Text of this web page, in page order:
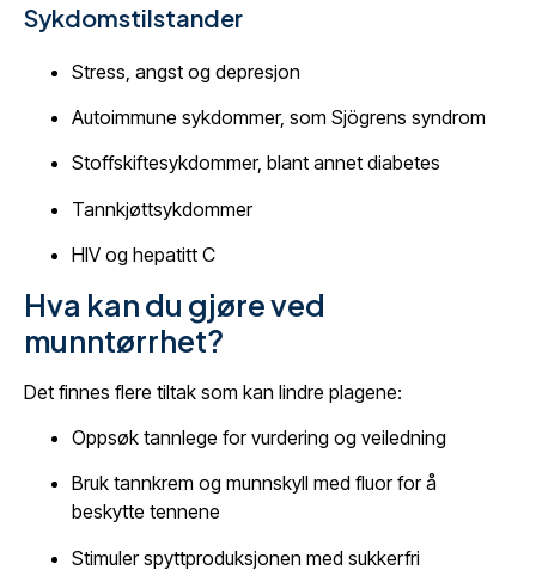
Sykdomstilstander
Stress, angst og depresjon
Autoimmune sykdommer, som Sjögrens syndrom
Stoffskiftesykdommer, blant annet diabetes
Tannkjøttsykdommer
HIV og hepatitt C
Hva kan du gjøre ved
munntørrhet?
Det finnes flere tiltak som kan lindre plagene:
Oppsøk tannlege for vurdering og veiledning
Bruk tannkrem og munnskyll med fluor for å
beskytte tennene
Stimuler spyttproduksjonen med sukkerfri